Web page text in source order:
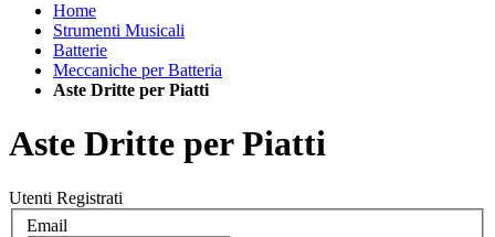
Home
Strumenti Musicali
Batterie
Meccaniche per Batteria
Aste Dritte per Piatti
Aste Dritte per Piatti
Utenti Registrati
Email